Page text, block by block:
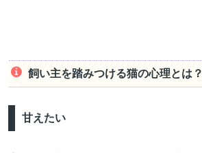
飼い主を踏みつける猫の心理とは？
甘えたい